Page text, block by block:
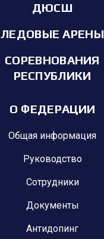
ДЮСШ
ЛЕДОВЫЕ АРЕНЫ
СОРЕВНОВАНИЯ
РЕСПУБЛИКИ
О ФЕДЕРАЦИИ
Общая информация
Руководство
Сотрудники
Документы
Антидопинг